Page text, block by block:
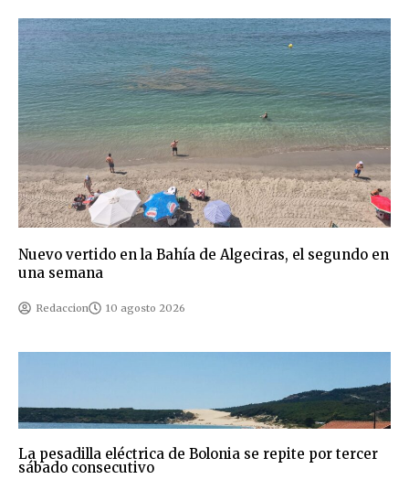
Nuevo vertido en la Bahía de Algeciras, el segundo en
una semana
Redaccion 10 agosto 2026
La pesadilla eléctrica de Bolonia se repite por tercer
sábado consecutivo